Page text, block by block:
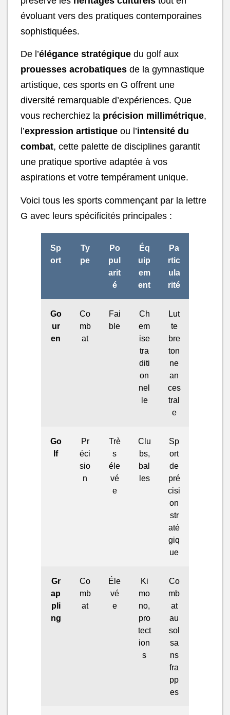
évoluant vers des pratiques contemporaines
sophistiquées.
De l’élégance stratégique du golf aux
prouesses acrobatiques de la gymnastique
artistique, ces sports en G offrent une
diversité remarquable d’expériences. Que
vous recherchiez la précision millimétrique,
l’expression artistique ou l’intensité du
combat, cette palette de disciplines garantit
une pratique sportive adaptée à vos
aspirations et votre tempérament unique.
Voici tous les sports commençant par la lettre
G avec leurs spécificités principales :
Sp
ort
Ty
pe
Po
pul
arit
é
Éq
uip
em
ent
Pa
rtic
ula
rité
Go
ur
en
Co
mb
at
Fai
ble
Ch
em
ise
tra
diti
on
nel
le
Lut
te
bre
ton
ne
an
ces
tral
e
Go
lf
Pr
éci
sio
n
Trè
s
éle
vé
e
Clu
bs,
bal
les
Sp
ort
de
pré
cisi
on
str
até
giq
ue
Gr
ap
pli
ng
Co
mb
at
Éle
vé
e
Ki
mo
no,
pro
tect
ion
s
Co
mb
at
au
sol
sa
ns
fra
pp
es